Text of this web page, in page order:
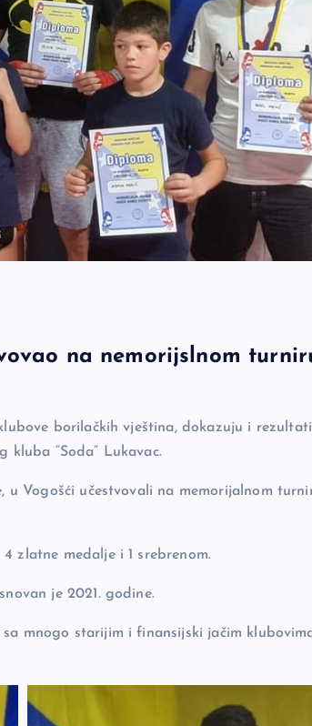
na nemorijslnom
borilačkih vještina, dokazuju i
kluba “Soda” Lukavac.
Vogošći učestvovali na memorijalnom
zlatne medalje i 1 srebrenom.
je 2021. godine.
mnogo starijim i finansijski jačim